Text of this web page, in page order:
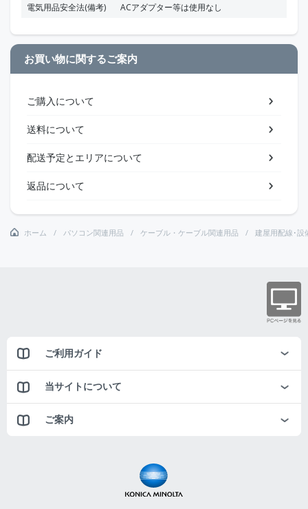
電気用品安全法(備考) ACアダプター等は使用なし
お買い物に関するご案内
ご購入について
送料について
配送予定とエリアについて
返品について
ホーム パソコン関連用品 ケーブル・ケーブル関連用品 建屋用配線･設
ご利用ガイド
当サイトについて
ご案内